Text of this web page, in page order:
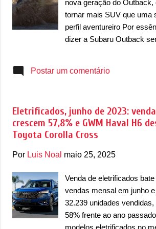
compartilhado com a
oferecer a mesma
TNGA para o elétrico.
foi muito econômica em
nova geração do Outback,
tornar mais SUV que uma
perfil aventureiro Por
dizer a Subaru Outback
mudou e ganhou certa
station wagon aventureira
ganhou independência em
apenas o nome Outback.
geração, o modelo
prestes a mudar com o
sétima geração.
modelo mostra uma
quadrada e com um
utilitário esportivo que
Postar um comentário
Eletrificados, junho de 2023:
crescem 57,8% e GWM Haval H6
Toyota Corolla Cross
Por Luis Noal maio 25, 2025
Venda de eletrificados
vendas mensal em junho
32.239 unidades
58% frente ao ano
modelos eletrificados no